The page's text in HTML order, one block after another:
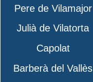
Pere de Vilamajor
Julià de Vilatorta
Capolat
Barberà del Vallès